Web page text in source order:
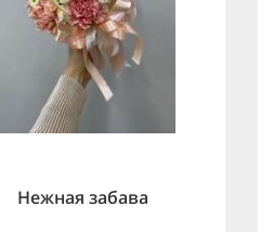
Нежная забава